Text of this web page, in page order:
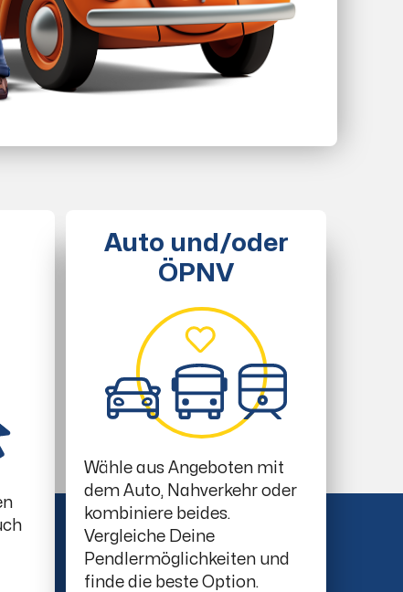
Auto und/oder
ÖPNV
Wähle aus Angeboten mit
dem Auto, Nahverkehr oder
kombiniere beides.
Vergleiche Deine
Pendlermöglichkeiten und
finde die beste Option.